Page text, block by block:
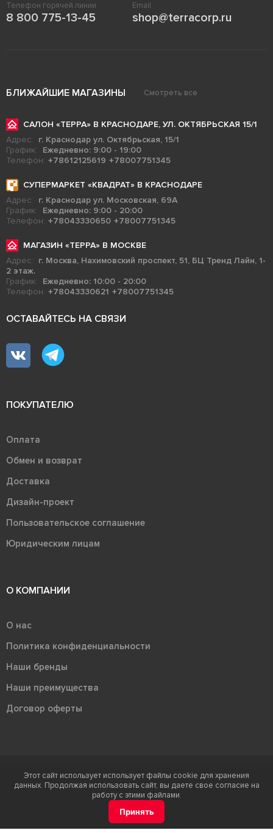
Телефон горячей линии
8 800 775-13-45
Email
shop@terracorp.ru
БЛИЖАЙШИЕ МАГАЗИНЫ Смотреть все
САЛОН «ТЕРРА» В КРАСНОДАРЕ, УЛ. ОКТЯБРЬСКАЯ 15/1
Адрес:
г. Краснодар ул. Октябрьская, 15/1
График:
Ежедневно: 9:00 - 19:00
Телефон: +78612125619 +78007751345
СУПЕРМАРКЕТ «КВАДРАТ» В КРАСНОДАРЕ
Адрес:
г. Краснодар ул. Московская, 69А
График:
Ежедневно: 9:00 - 20:00
Телефон: +78043330650 +78007751345
МАГАЗИН «ТЕРРА» В МОСКВЕ
Адрес:
г. Москва, Нахимовский проспект, 51, БЦ Тренд Лайн, 1-
2 этаж.
График:
Ежедневно: 10:00 - 20:00
Телефон: +78043330621 +78007751345
ОСТАВАЙТЕСЬ НА СВЯЗИ
ПОКУПАТЕЛЮ
Оплата
Обмен и возврат
Доставка
Дизайн-проект
Пользовательское соглашение
Юридическим лицам
О КОМПАНИИ
О нас
Политика конфиденциальности
Наши бренды
Наши преимущества
Договор оферты
Терра - территория керамики 2026
Ⓒ Правообладателем товарного знака "Терра" является ООО "Атлас-
Этот сайт использует использует файлы cookie для хранения
данных. Продолжая использовать сайт, вы даете свое согласие на
работу с этими файлами.
Принять